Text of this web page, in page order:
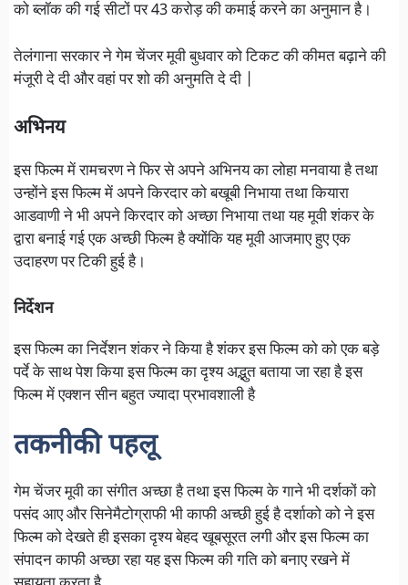
को ब्लॉक की गई सीटों पर 43 करोड़ की कमाई करने का अनुमान है।
तेलंगाना सरकार ने गेम चेंजर मूवी बुधवार को टिकट की कीमत बढ़ाने की
मंजूरी दे दी और वहां पर शो की अनुमति दे दी |
अभिनय
इस फिल्म में रामचरण ने फिर से अपने अभिनय का लोहा मनवाया है तथा
उन्होंने इस फिल्म में अपने किरदार को बखूबी निभाया तथा कियारा
आडवाणी ने भी अपने किरदार को अच्छा निभाया तथा यह मूवी शंकर के
द्वारा बनाई गई एक अच्छी फिल्म है क्योंकि यह मूवी आजमाए हुए एक
उदाहरण पर टिकी हुई है।
निर्देशन
इस फिल्म का निर्देशन शंकर ने किया है शंकर इस फिल्म को को एक बड़े
पर्दे के साथ पेश किया इस फिल्म का दृश्य अद्भुत बताया जा रहा है इस
फिल्म में एक्शन सीन बहुत ज्यादा प्रभावशाली है
तकनीकी पहलू
गेम चेंजर मूवी का संगीत अच्छा है तथा इस फिल्म के गाने भी दर्शकों को
पसंद आए और सिनेमैटोग्राफी भी काफी अच्छी हुई है दर्शाको को ने इस
फिल्म को देखते ही इसका दृश्य बेहद खूबसूरत लगी और इस फिल्म का
संपादन काफी अच्छा रहा यह इस फिल्म की गति को बनाए रखने में